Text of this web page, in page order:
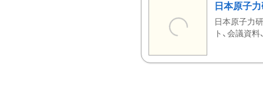
日本原子
日本原子力
ト、会議資